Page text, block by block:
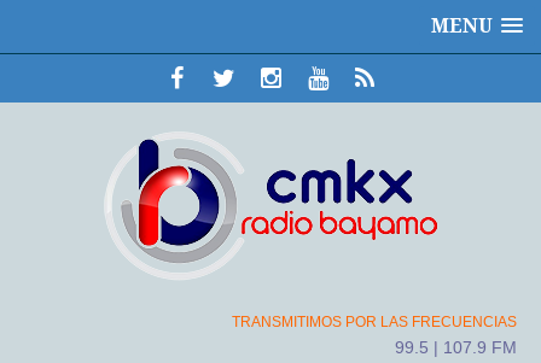
MENU
TRANSMITIMOS POR LAS FRECUENCIAS
99.5 | 107.9 FM